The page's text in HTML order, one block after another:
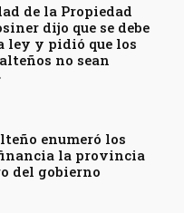
de la Propiedad
dijo que se debe
ley y pidió que los
no sean
enumeró los
la provincia
del gobierno